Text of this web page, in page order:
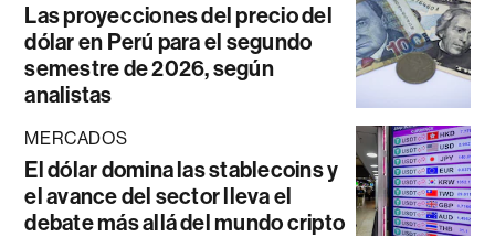
Las proyecciones del precio del
dólar en Perú para el segundo
semestre de 2026, según
analistas
MERCADOS
El dólar domina las stablecoins y
el avance del sector lleva el
debate más allá del mundo cripto